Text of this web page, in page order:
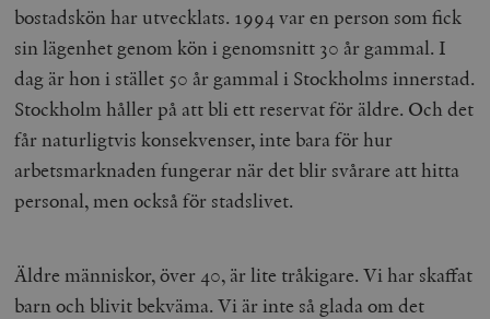
bostadskön har utvecklats. 1994 var en person som fick
sin lägenhet genom kön i genomsnitt 30 år gammal. I
dag är hon i stället 50 år gammal i Stockholms innerstad.
Stockholm håller på att bli ett reservat för äldre. Och det
får naturligtvis konsekvenser, inte bara för hur
arbetsmarknaden fungerar när det blir svårare att hitta
personal, men också för stadslivet.
Äldre människor, över 40, är lite tråkigare. Vi har skaffat
barn och blivit bekväma. Vi är inte så glada om det